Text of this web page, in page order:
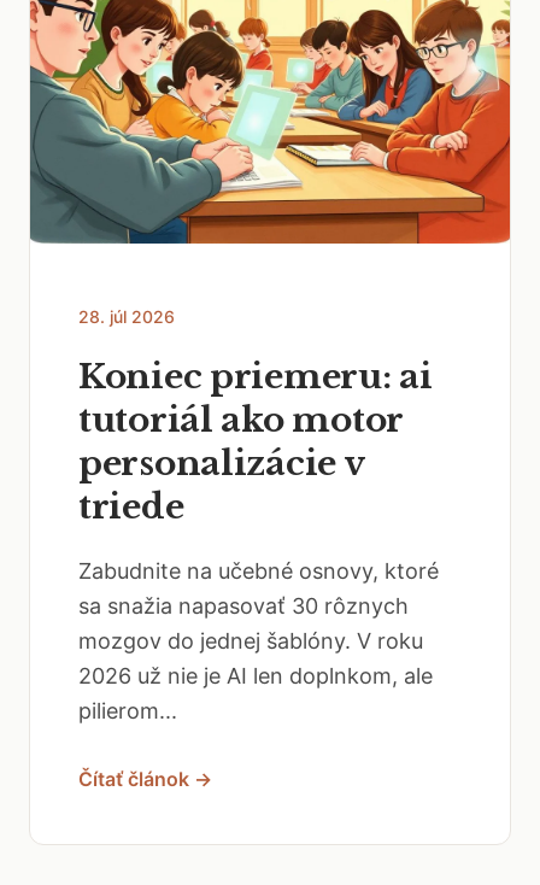
28. júl 2026
Koniec priemeru: ai
tutoriál ako motor
personalizácie v
triede
Zabudnite na učebné osnovy, ktoré
sa snažia napasovať 30 rôznych
mozgov do jednej šablóny. V roku
2026 už nie je AI len doplnkom, ale
pilierom...
Čítať článok →